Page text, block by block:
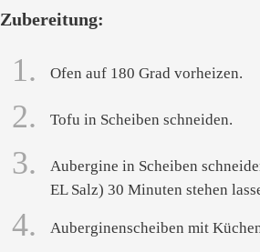
Zubereitung:
1. Ofen auf 180 Grad vorheizen.
2. Tofu in Scheiben schneiden.
3.
Aubergine in Scheiben
EL Salz) 30 Minuten stehen
4. Auberginenscheiben mit